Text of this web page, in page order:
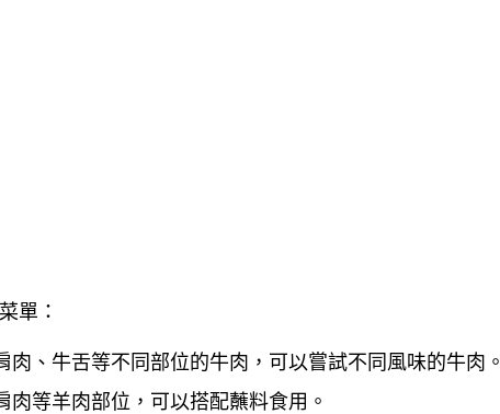
單：
肉、牛舌等不同部位的牛肉，可以嘗試不同風味的牛肉。
肉等羊肉部位，可以搭配蘸料食用。